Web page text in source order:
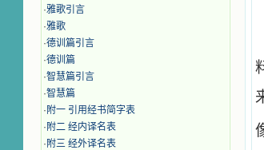
·雅歌引言
·雅歌
·德训篇引言
·德训篇
·智慧篇引言
·智慧篇
· 附一 引用经书简字表
· 附二 经内译名表
· 附三 经外译名表